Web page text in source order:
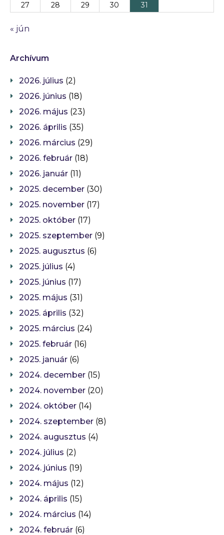
27 28 29 30 31
« jún
Archívum
2026. július (2)
2026. június (18)
2026. május (23)
2026. április (35)
2026. március (29)
2026. február (18)
2026. január (11)
2025. december (30)
2025. november (17)
2025. október (17)
2025. szeptember (9)
2025. augusztus (6)
2025. július (4)
2025. június (17)
2025. május (31)
2025. április (32)
2025. március (24)
2025. február (16)
2025. január (6)
2024. december (15)
2024. november (20)
2024. október (14)
2024. szeptember (8)
2024. augusztus (4)
2024. július (2)
2024. június (19)
2024. május (12)
2024. április (15)
2024. március (14)
2024. február (6)